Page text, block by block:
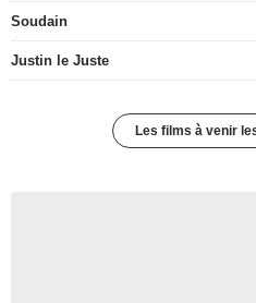
Soudain
Justin le Juste
Les films à venir